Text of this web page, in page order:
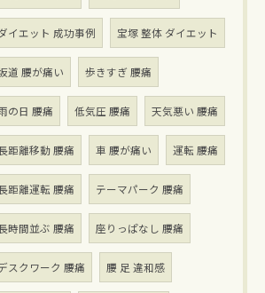
イエット 成功事例 宝塚 整体 ダイエット
道 腰が痛い 歩きすぎ 腰痛
の日 腰痛 低気圧 腰痛 天気悪い 腰痛
距離移動 腰痛 車 腰が痛い 運転 腰痛
距離運転 腰痛 テーマパーク 腰痛
時間並ぶ 腰痛 座りっぱなし 腰痛
スクワーク 腰痛 腰 足 違和感